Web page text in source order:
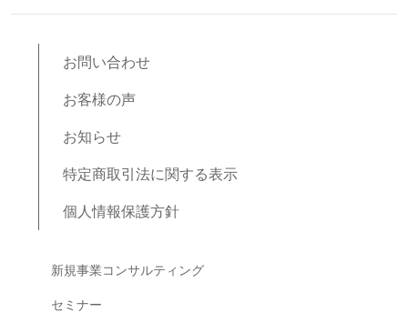
お問い合わせ
お客様の声
お知らせ
特定商取引法に関する表示
個人情報保護方針
新規事業コンサルティング
セミナー